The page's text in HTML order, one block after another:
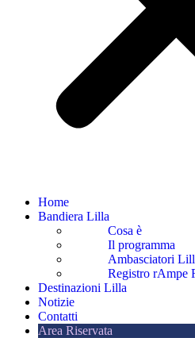
Home
Bandiera Lilla
Cosa è
Il programma
Ambasciatori
Registro rAmpe
Destinazioni Lilla
Notizie
Contatti
Area Riservata